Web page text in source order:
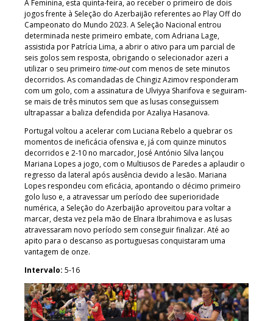
A Feminina, esta quinta-feira, ao receber o primeiro de dois
jogos frente à Seleção do Azerbaijão referentes ao Play Off do
Campeonato do Mundo 2023. A Seleção Nacional entrou
determinada neste primeiro embate, com Adriana Lage,
assistida por Patrícia Lima, a abrir o ativo para um parcial de
seis golos sem resposta, obrigando o selecionador azeri a
utilizar o seu primeiro time-outcom menos de sete minutos
decorridos. As comandadas de Chingiz Azimov responderam
com um golo, com a assinatura de Ulviyya Sharifova e seguiram-
se mais de três minutos sem que as lusas conseguissem
ultrapassar a baliza defendida por Azaliya Hasanova.
Portugal voltou a acelerar com Luciana Rebelo a quebrar os
momentos de ineficácia ofensiva e, já com quinze minutos
decorridos e 2-10 no marcador, José António Silva lançou
Mariana Lopes a jogo, com o Multiusos de Paredes a aplaudir o
regresso da lateral após ausência devido a lesão. Mariana
Lopes respondeu com eficácia, apontando o décimo primeiro
golo luso e, a atravessar um período dee superioridade
numérica, a Seleção do Azerbaijão aproveitou para voltar a
marcar, desta vez pela mão de Elnara Ibrahimova e as lusas
atravessaram novo período sem conseguir finalizar. Até ao
apito para o descanso as portuguesas conquistaram uma
vantagem de onze.
Intervalo: 5-16